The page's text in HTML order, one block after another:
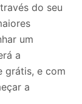
do seu
um
a
grátis, e com
a